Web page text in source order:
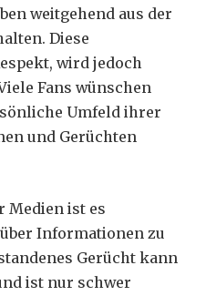
weitgehend aus der
Diese
wird jedoch
Fans wünschen
Umfeld ihrer
und Gerüchten
Medien ist es
Informationen zu
Gerücht kann
ist nur schwer